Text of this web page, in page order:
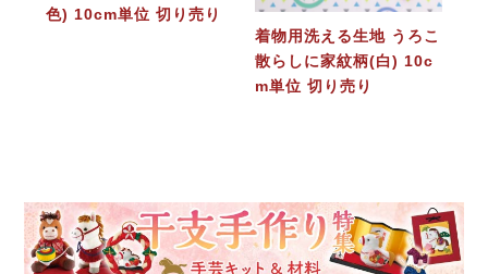
色) 10cm単位 切り売り
着物用洗える生地 うろこ
散らしに家紋柄(白) 10c
m単位 切り売り